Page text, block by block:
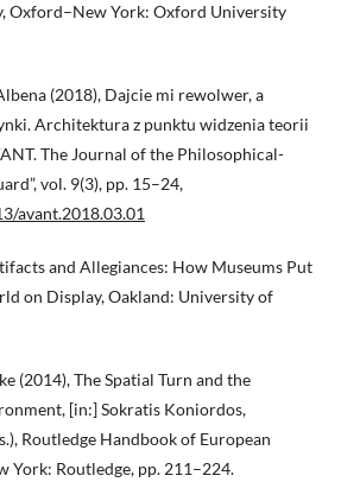
Oxford–New York: Oxford University
(2018), Dajcie mi rewolwer, a
Architektura z punktu widzenia teorii
The Journal of the Philosophical-
vol. 9(3), pp. 15–24,
avant.2018.03.01
and Allegiances: How Museums Put
on Display, Oakland: University of
(2014), The Spatial Turn and the
[in:] Sokratis Koniordos,
Routledge Handbook of European
York: Routledge, pp. 211–224.